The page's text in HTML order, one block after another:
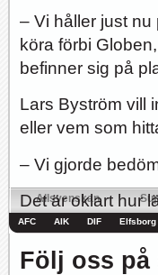
Bäst i stan efter sex...
Inte för
Allsvenskan
AFC AIK DIF Elfsborg
– Vi håller just
köra förbi
befinner sig på
Lars Byström vill
eller vem som
– Vi gjorde
Det är oklart hur
pågå.
Följ oss på